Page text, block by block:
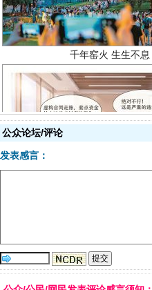
公众论坛/评论
发表感言：